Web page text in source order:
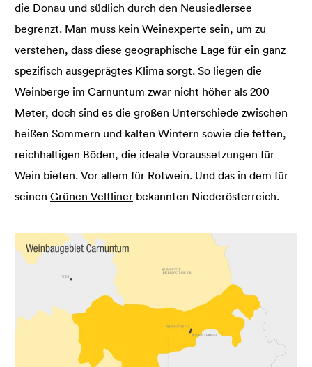
die Donau und südlich durch den Neusiedlersee
begrenzt. Man muss kein Weinexperte sein, um zu
verstehen, dass diese geographische Lage für ein ganz
spezifisch ausgeprägtes Klima sorgt. So liegen die
Weinberge im Carnuntum zwar nicht höher als 200
Meter, doch sind es die großen Unterschiede zwischen
heißen Sommern und kalten Wintern sowie die fetten,
reichhaltigen Böden, die ideale Voraussetzungen für
Wein bieten. Vor allem für Rotwein. Und das in dem für
seinen Grünen Veltliner bekannten Niederösterreich.